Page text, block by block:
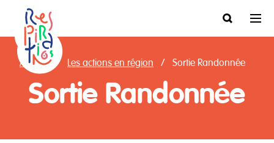
Accueil Les actions en région Sortie Randonnée
Sortie Randonnée